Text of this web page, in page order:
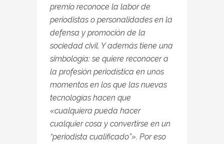
premio reconoce la labor de
periodistas o personalidades en la
defensa y promoción de la
sociedad civil. Y además tiene una
simbología: se quiere reconocer a
la profesión periodística en unos
momentos en los que las nuevas
tecnologías hacen que
«cualquiera pueda hacer
cualquier cosa y convertirse en un
“periodista cualificado”». Por eso